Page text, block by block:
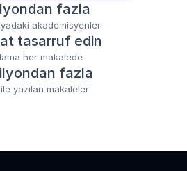
fazla
akademisyenler
tasarruf edin
her makalede
fazla
yazılan makaleler